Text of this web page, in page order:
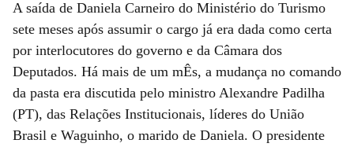
A saída de Daniela Carneiro do Ministério do Turismo
sete meses após assumir o cargo já era dada como certa
por interlocutores do governo e da Câmara dos
Deputados. Há mais de um mÊs, a mudança no comando
da pasta era discutida pelo ministro Alexandre Padilha
(PT), das Relações Institucionais, líderes do União
Brasil e Waguinho, o marido de Daniela. O presidente